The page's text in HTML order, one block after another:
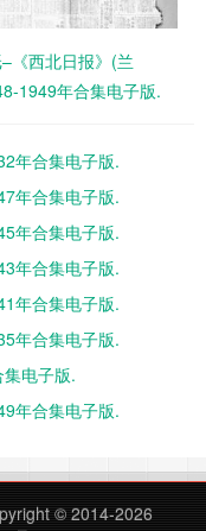
《西北日报》(兰
1949年合集电子版.
年合集电子版.
年合集电子版.
年合集电子版.
年合集电子版.
年合集电子版.
年合集电子版.
电子版.
年合集电子版.
© 2014-2026